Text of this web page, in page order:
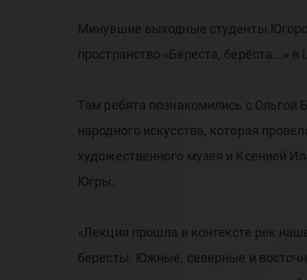
Минувшие выходные студенты
пространство «Береста, берёста...»
Там ребята познакомились с
народного искусства, которая
художественного музея и Ксенией
Югры.
«Лекция прошла в контексте рек
бересты. Южные, северные и